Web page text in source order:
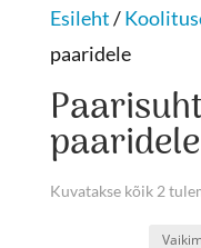
Esileht/
paaridele
paaridele
Kuvatakse kõik 2